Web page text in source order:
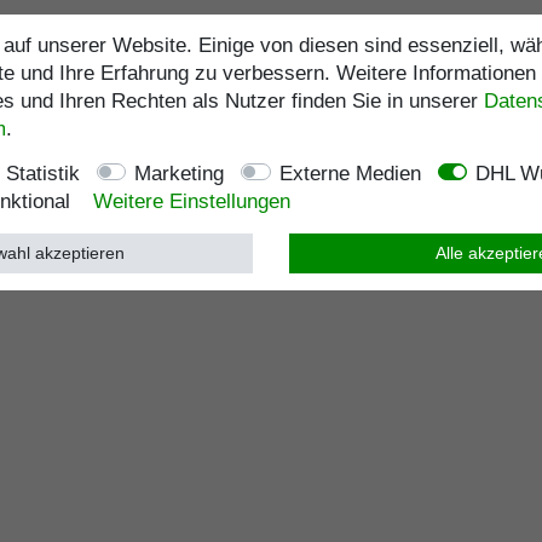
unserer Website. Einige von diesen sind essenziell,
und Ihre Erfahrung zu verbessern. Weitere
und Ihren Rechten als Nutzer finden Sie in unserer
.
Statistik Marketing Externe Medien
DHL
Weitere Einstellungen
Alle
akzeptieren